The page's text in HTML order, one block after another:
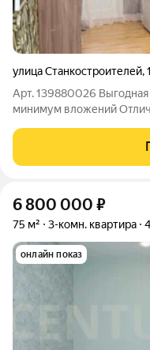
улица Станкостроителей,
Арт. 139880026
минимум вложений
6 800 000 ₽
75 м² 3-комн. квартира
онлайн показ